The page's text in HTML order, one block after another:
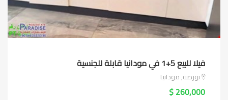
فيلا للبيع 5+1 في مودانيا قابلة للجنسية
بورصة, مودانيا
260,000 $